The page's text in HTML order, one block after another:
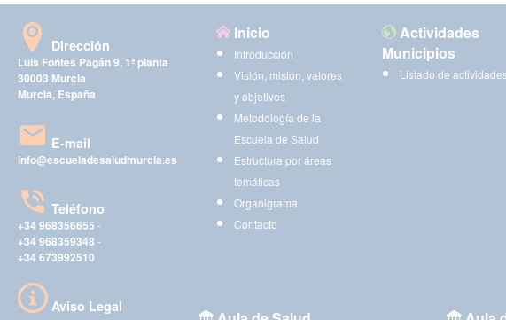
Dirección
Luis Fontes Pagán 9, 1ª planta
30003 Murcia
Murcia, España
E-mail
info@escueladesaludmurcia.es
Teléfono
+34 968356655 -
+34 968359348 -
+34 673992510
Aviso Legal
Inicio
Introducción
Visión, misión, valores
y objetivos
Metodología de la
Escuela de Salud
Estructura por áreas
temáticas
Organigrama
Contacto
Actividades
Municipios
Listado de